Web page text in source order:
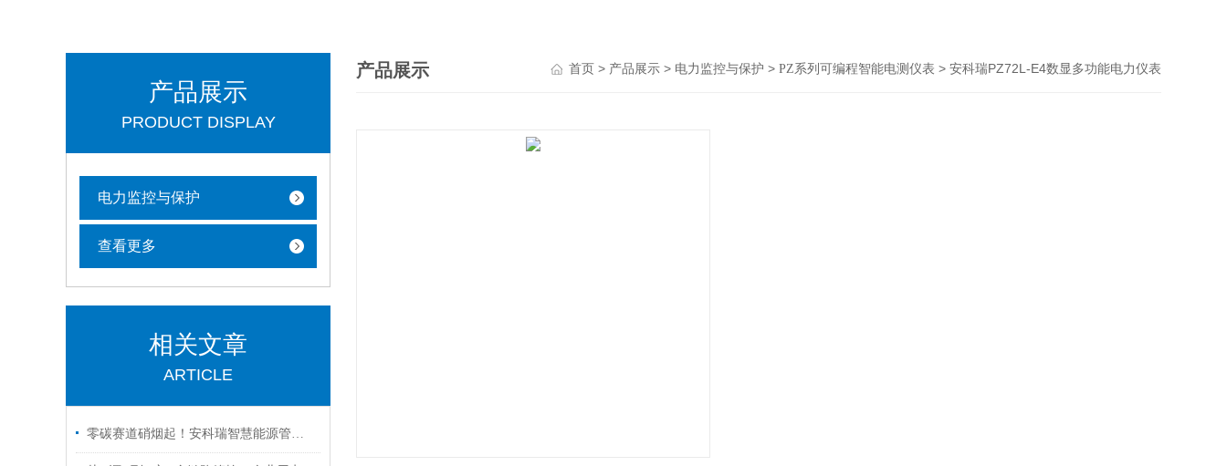
产品展示
PRODUCT DISPLAY
电力监控与保护
查看更多
相关文章
ARTICLE
零碳赛道硝烟起！安科瑞智慧能源管理平台如何突围*跑？
产品展示 首页 > 产品展示 > 电力监控与保护 > PZ系列可编程智能电测仪表 > 安科瑞PZ72L-E4数显多功能电力仪表